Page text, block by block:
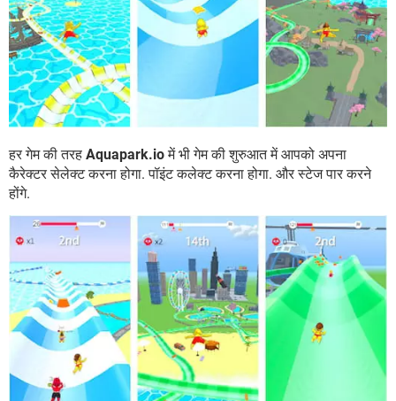
हर गेम की तरह Aquapark.ioमें भी गेम की शुरुआत में आपको अपना
कैरेक्टर सेलेक्ट करना होगा. पॉइंट कलेक्ट करना होगा. और स्टेज पार करने
होंगे.